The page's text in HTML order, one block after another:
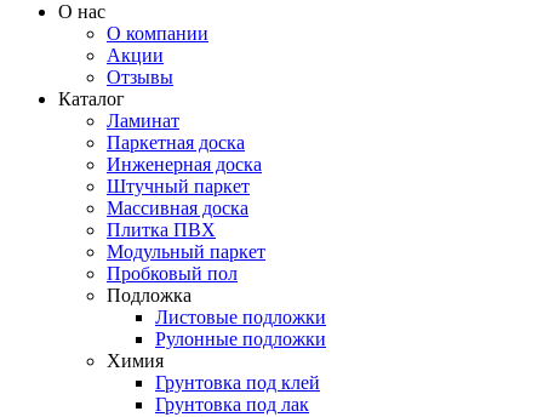
О нас
О компании
Акции
Отзывы
Каталог
Ламинат
Паркетная доска
Инженерная доска
Штучный паркет
Массивная доска
Плитка ПВХ
Модульный паркет
Пробковый пол
Подложка
Листовые подложки
Рулонные подложки
Химия
Грунтовка под клей
Грунтовка под лак